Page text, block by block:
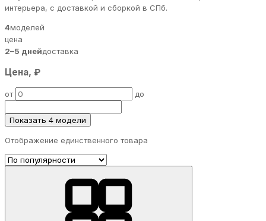
интерьера, с доставкой и сборкой в СПб.
4моделей
цена
2–5 днейдоставка
Цена, ₽
от до
Показать 4 модели
Отображение единственного товара